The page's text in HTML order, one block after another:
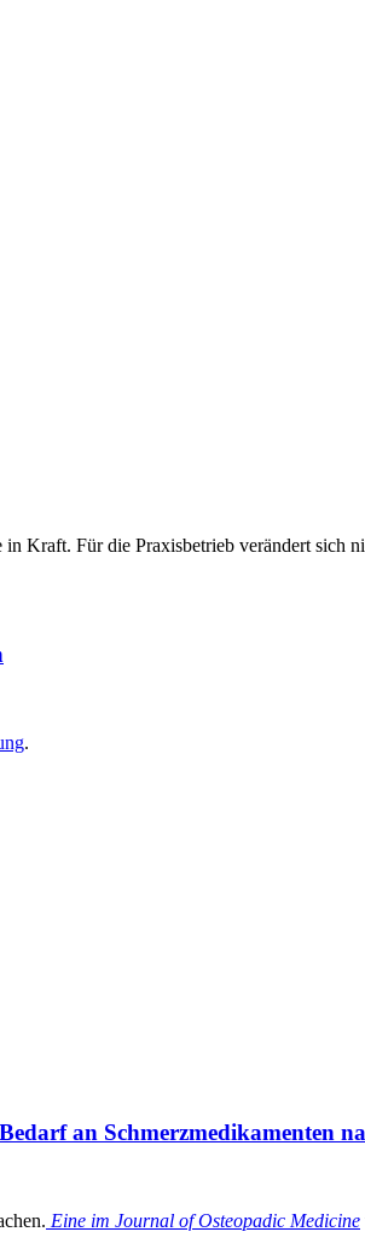
Kraft. Für die Praxisbetrieb verändert sich
.
an Schmerzmedikamenten
Eine im Journal of Osteopadic Medicine